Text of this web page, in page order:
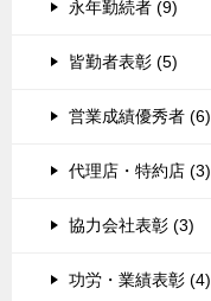
永年勤続者 (9)
皆勤者表彰 (5)
営業成績優秀者 (6)
代理店・特約店 (3)
協力会社表彰 (3)
功労・業績表彰 (4)